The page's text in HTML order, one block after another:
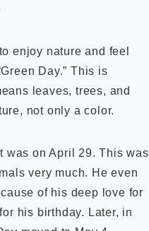
enjoy nature and feel
Day.” This is
leaves, trees, and
not only a color.
was on April 29. This was
very much. He even
of his deep love for
his birthday. Later, in